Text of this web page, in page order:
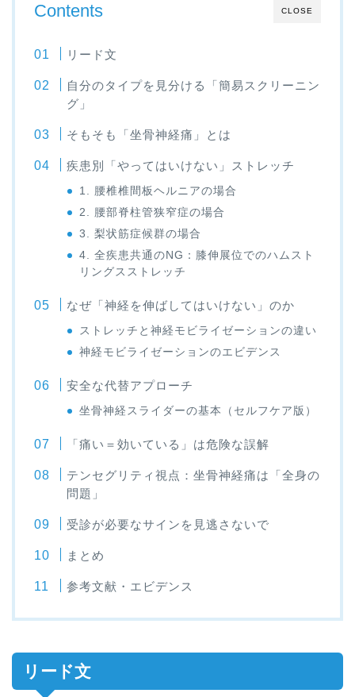
CLOSE
Contents
リード文
自分のタイプを見分ける「簡易スクリーニン
グ」
そもそも「坐骨神経痛」とは
疾患別「やってはいけない」ストレッチ
1. 腰椎椎間板ヘルニアの場合
2. 腰部脊柱管狭窄症の場合
3. 梨状筋症候群の場合
4. 全疾患共通のNG：膝伸展位でのハムスト
リングスストレッチ
なぜ「神経を伸ばしてはいけない」のか
ストレッチと神経モビライゼーションの違い
神経モビライゼーションのエビデンス
安全な代替アプローチ
坐骨神経スライダーの基本（セルフケア版）
「痛い＝効いている」は危険な誤解
テンセグリティ視点：坐骨神経痛は「全身の
問題」
受診が必要なサインを見逃さないで
まとめ
参考文献・エビデンス
リード文